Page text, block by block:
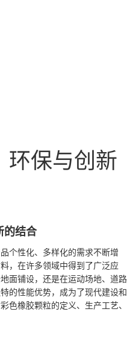
环保与创新
的结合
个性化、多样化的需求不断增
，在许多领域中得到了广泛应
面铺设，还是在运动场地、道路
的性能优势，成为了现代建设和
色橡胶颗粒的定义、生产工艺、